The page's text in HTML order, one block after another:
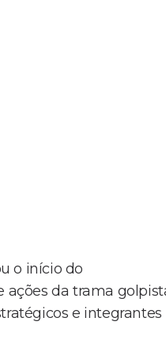
o início do
da trama
e integrantes